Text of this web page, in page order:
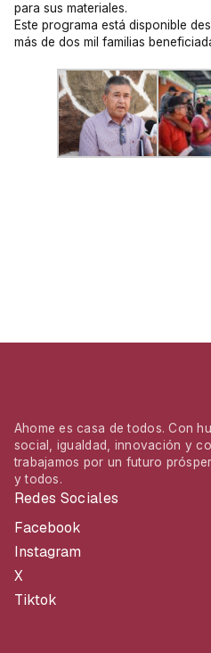
para sus materiales.
Este programa está disponible
más de dos mil familias
Ahome es casa de todos. Con
social, igualdad, innovación y
trabajamos por un futuro
y todos.
Redes Sociales
Facebook
Instagram
X
Tiktok